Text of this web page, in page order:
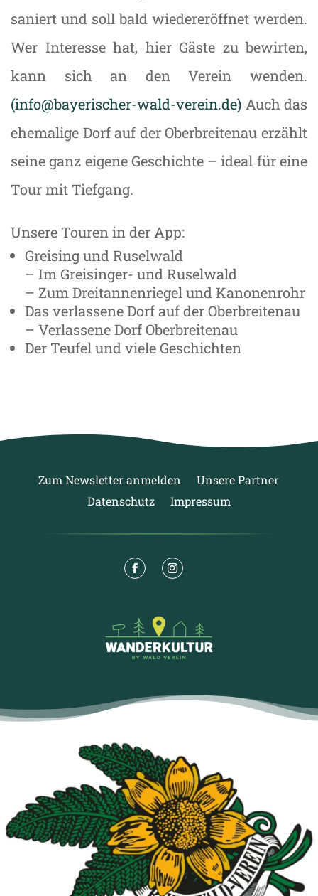
saniert und soll bald wiedereröffnet werden.
Wer Interesse hat, hier Gäste zu bewirten,
kann sich an den Verein wenden.
(info@bayerischer-wald-verein.de) Auch das
ehemalige Dorf auf der Oberbreitenau erzählt
seine ganz eigene Geschichte – ideal für eine
Tour mit Tiefgang.
Unsere Touren in der App:
Greising und Ruselwald
– Im Greisinger- und Ruselwald
– Zum Dreitannenriegel und Kanonenrohr
Das verlassene Dorf auf der Oberbreitenau
– Verlassene Dorf Oberbreitenau
Der Teufel und viele Geschichten
Zum Newsletter anmelden
Unsere Partner
Datenschutz
Impressum